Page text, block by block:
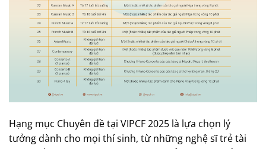
Hạng mục Chuyên đề tại VIPCF 2025 là lựa chọn lý
tưởng dành cho mọi thí sinh, từ những nghệ sĩ trẻ tài